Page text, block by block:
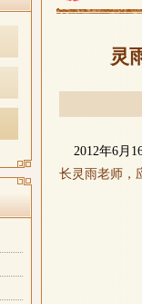
灵
2012年6月
长灵雨老师，